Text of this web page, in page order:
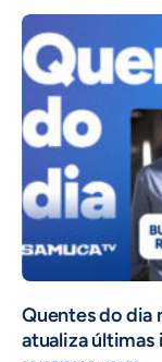
Quentes do dia
atualiza